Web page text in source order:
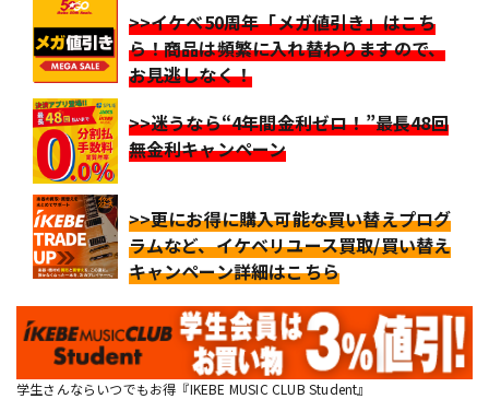
>>イケベ50周年「メガ値引き」はこち
ら！商品は頻繁に入れ替わりますので、
お見逃しなく！
>>迷うなら“4年間金利ゼロ！”最長48回
無金利キャンペーン
>>更にお得に購入可能な買い替えプログ
ラムなど、イケベリユース買取/買い替え
キャンペーン詳細はこちら
学生さんならいつでもお得『IKEBE MUSIC CLUB Student』